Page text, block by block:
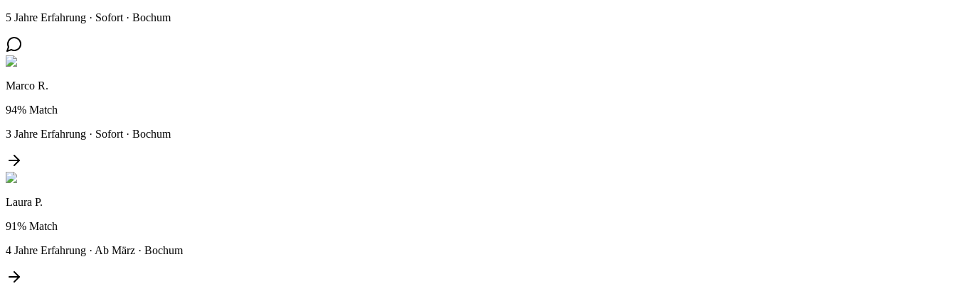
5 Jahre Erfahrung · Sofort · Bochum
Marco R.
94% Match
3 Jahre Erfahrung · Sofort · Bochum
Laura P.
91% Match
4 Jahre Erfahrung · Ab März · Bochum